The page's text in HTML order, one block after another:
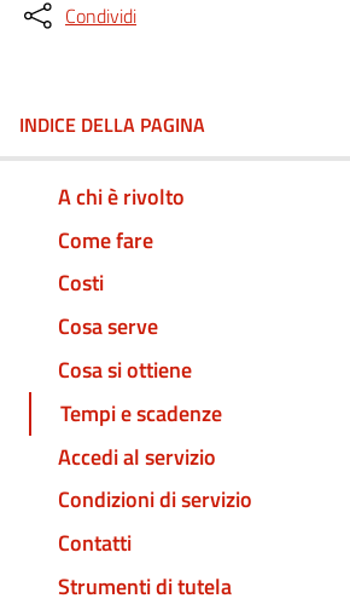
Condividi
INDICE DELLA PAGINA
A chi è rivolto
Come fare
Costi
Cosa serve
Cosa si ottiene
Tempi e scadenze
Accedi al servizio
Condizioni di servizio
Contatti
Strumenti di tutela